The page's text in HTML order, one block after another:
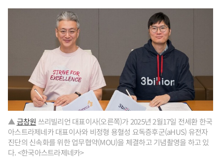
▲금창원 쓰리빌리언 대표이사(오른쪽)가 2025년 2월17일 전세환 한국
아스트라제네카 대표이사와 비정형 용혈성 요독증후군(aHUS) 유전자
진단의 신속화를 위한 업무협약(MOU)을 체결하고 기념촬영을 하고 있
다. <한국아스트라제네카>